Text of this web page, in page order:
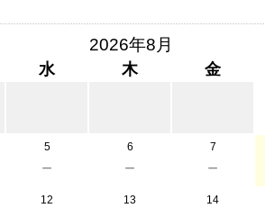
2026年8月
水 木 金
5
－
6
－
7
－
12 13 14